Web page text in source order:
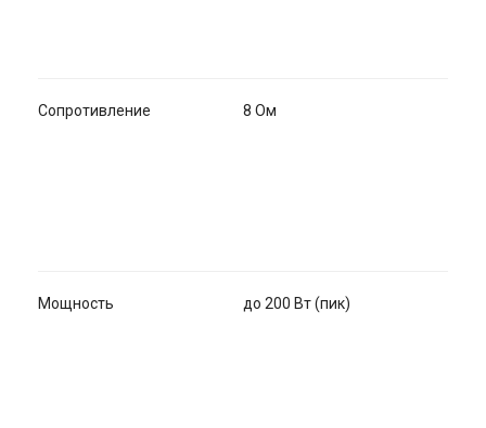
Сопротивление 8 Ом
Мощность до 200 Вт (пик)